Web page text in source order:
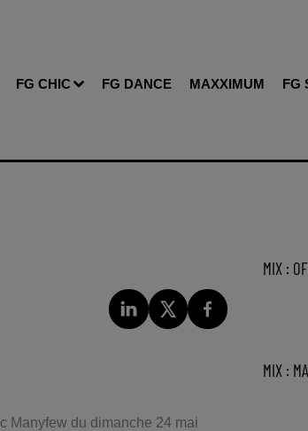
FG CHIC FG DANCE MAXXIMUM FG
Manyfew du dimanche 24 mai
MIX :
MIX :